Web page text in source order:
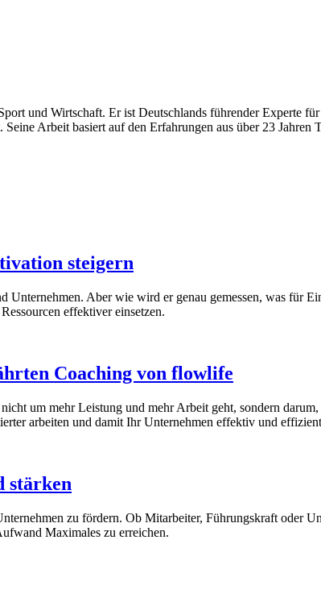
und Wirtschaft. Er ist Deutschlands führender Experte
Arbeit basiert auf den Erfahrungen aus über 23 Jahren
steigern
Aber wie wird er genau gemessen, was für
effektiver einsetzen.
Coaching von flowlife
um mehr Leistung und mehr Arbeit geht, sondern
arbeiten und damit Ihr Unternehmen effektiv und
stärken
zu fördern. Ob Mitarbeiter, Führungskraft oder
Maximales zu erreichen.